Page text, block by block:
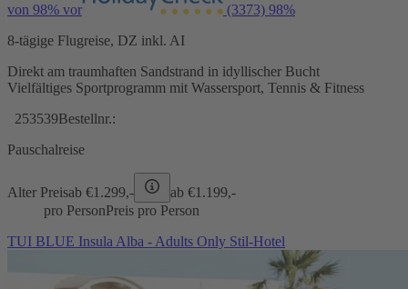
von 98% vor (3373) 98%
8-tägige Flugreise, DZ inkl. AI
Direkt am traumhaften Sandstrand in idyllischer Bucht
Vielfältiges Sportprogramm mit Wassersport, Tennis & Fitness
253539Bestellnr.:
Pauschalreise
Alter Preisab €1.299,- ab €1.199,-
pro PersonPreis pro Person
TUI BLUE Insula Alba - Adults Only Stil-Hotel